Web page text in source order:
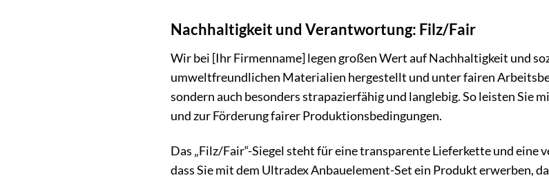
Nachhaltigkeit und Verantwortung: Filz/Fair
Wir bei [Ihr Firmenname] legen großen Wert auf Nachhaltigkeit und
umweltfreundlichen Materialien hergestellt und unter fairen
sondern auch besonders strapazierfähig und langlebig. So leisten Sie
und zur Förderung fairer Produktionsbedingungen.
Das „Filz/Fair“-Siegel steht für eine transparente Lieferkette und
dass Sie mit dem Ultradex Anbauelement-Set ein Produkt erwerben,